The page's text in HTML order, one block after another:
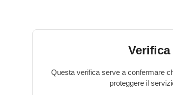
Questa verifica serve a confermare
proteggere il